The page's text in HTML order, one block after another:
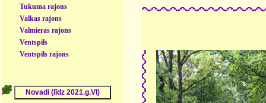
Tukuma rajons
Valkas rajons
Valmieras rajons
Ventspils
Ventspils rajons